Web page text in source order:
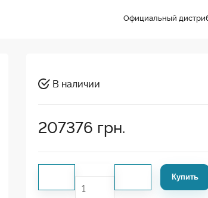
Официальный
В наличии
207376 грн.
Купить